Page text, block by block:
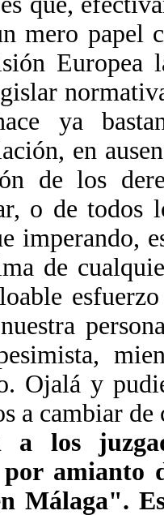
mero papel
Europea
ya
en
de los
o de todos
imperando,
de
Ojalá y
a cambiar
a los
amianto
Málaga".